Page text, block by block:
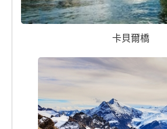
卡貝爾橋